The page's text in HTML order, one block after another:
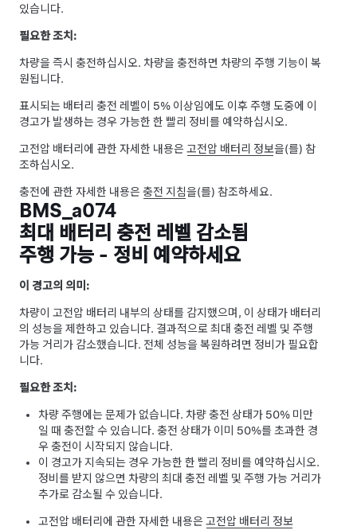
있습니다.
필요한 조치:
차량을 즉시 충전하십시오. 차량을 충전하면 차량의 주행 기능이 복
원됩니다.
표시되는 배터리 충전 레벨이 5% 이상임에도 이후 주행 도중에 이
경고가 발생하는 경우 가능한 한 빨리 정비를 예약하십시오.
고전압 배터리에 관한 자세한 내용은고전압 배터리 정보을(를) 참
조하십시오.
충전에 관한 자세한 내용은충전 지침을(를) 참조하세요.
BMS_a074
최대 배터리 충전 레벨 감소됨
주행 가능 - 정비 예약하세요
이 경고의 의미:
차량이 고전압 배터리 내부의 상태를 감지했으며, 이 상태가 배터리
의 성능을 제한하고 있습니다. 결과적으로 최대 충전 레벨 및 주행
가능 거리가 감소했습니다. 전체 성능을 복원하려면 정비가 필요합
니다.
필요한 조치:
차량 주행에는 문제가 없습니다. 차량 충전 상태가 50% 미만
일 때 충전할 수 있습니다. 충전 상태가 이미 50%를 초과한 경
우 충전이 시작되지 않습니다.
이 경고가 지속되는 경우 가능한 한 빨리 정비를 예약하십시오.
정비를 받지 않으면 차량의 최대 충전 레벨 및 주행 가능 거리가
추가로 감소될 수 있습니다.
고전압 배터리에 관한 자세한 내용은고전압 배터리 정보